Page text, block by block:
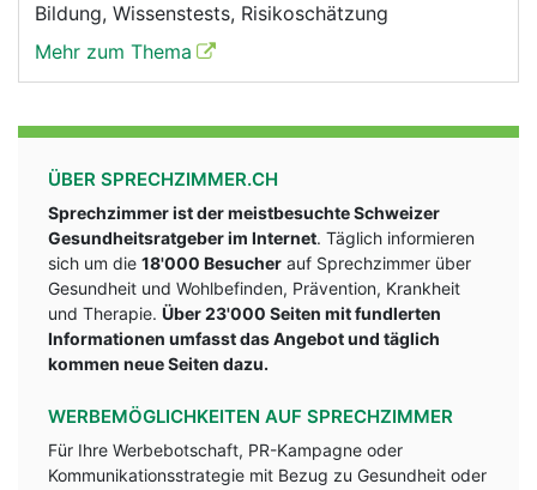
Bildung, Wissenstests, Risikoschätzung
Mehr zum Thema
ÜBER SPRECHZIMMER.CH
Sprechzimmer ist der meistbesuchte Schweizer
Gesundheitsratgeber im Internet. Täglich informieren
sich um die 18'000 Besucher auf Sprechzimmer über
Gesundheit und Wohlbefinden, Prävention, Krankheit
und Therapie. Über 23'000 Seiten mit fundlerten
Informationen umfasst das Angebot und täglich
kommen neue Seiten dazu.
WERBEMÖGLICHKEITEN AUF SPRECHZIMMER
Für Ihre Werbebotschaft, PR-Kampagne oder
Kommunikationsstrategie mit Bezug zu Gesundheit oder